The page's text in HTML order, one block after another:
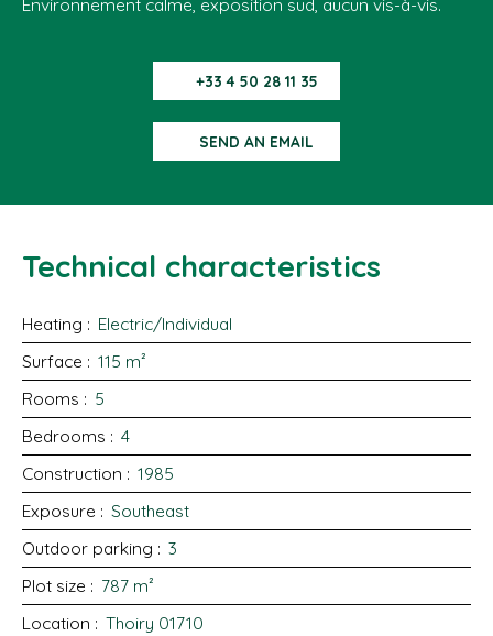
Environnement calme, exposition sud, aucun vis-à-vis.
+33 4 50 28 11 35
SEND AN EMAIL
Technical characteristics
Heating : Electric/Individual
Surface : 115 m²
Rooms : 5
Bedrooms : 4
Construction : 1985
Exposure : Southeast
Outdoor parking : 3
Plot size : 787 m²
Location : Thoiry 01710